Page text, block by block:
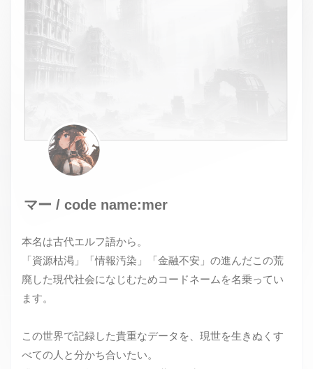
マー / code name:mer
本名は古代エルフ語から。
「資源枯渇」「情報汚染」「金融不安」の進んだこの荒
廃した現代社会になじむためコードネームを名乗ってい
ます。
この世界で記録した貴重なデータを、現世を生きぬくす
べての人と分かち合いたい。